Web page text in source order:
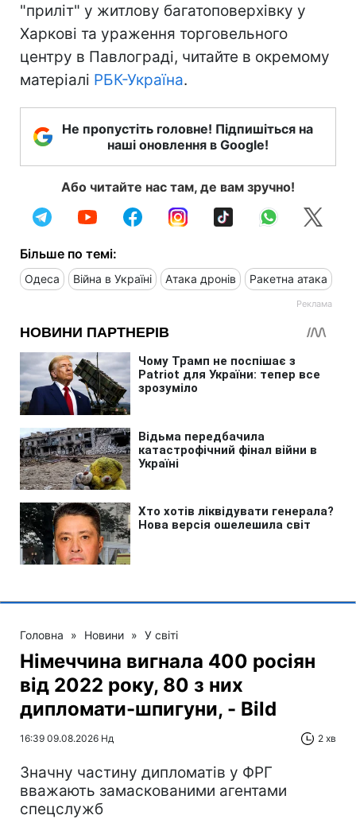
"приліт" у житлову багатоповерхівку у
Харкові та ураження торговельного
центру в Павлограді, читайте в окремому
матеріалі РБК-Україна.
Не пропустіть головне! Підпишіться на
наші оновлення в Google!
Або читайте нас там, де вам зручно!
Більше по темі:
Одеса Війна в Україні Атака дронів Ракетна атака
Головна » Новини » У світі
Німеччина вигнала 400 росіян
від 2022 року, 80 з них
дипломати-шпигуни, - Bild
16:39 09.08.2026 Нд 2 хв
Значну частину дипломатів у ФРГ
вважають замаскованими агентами
спецслужб